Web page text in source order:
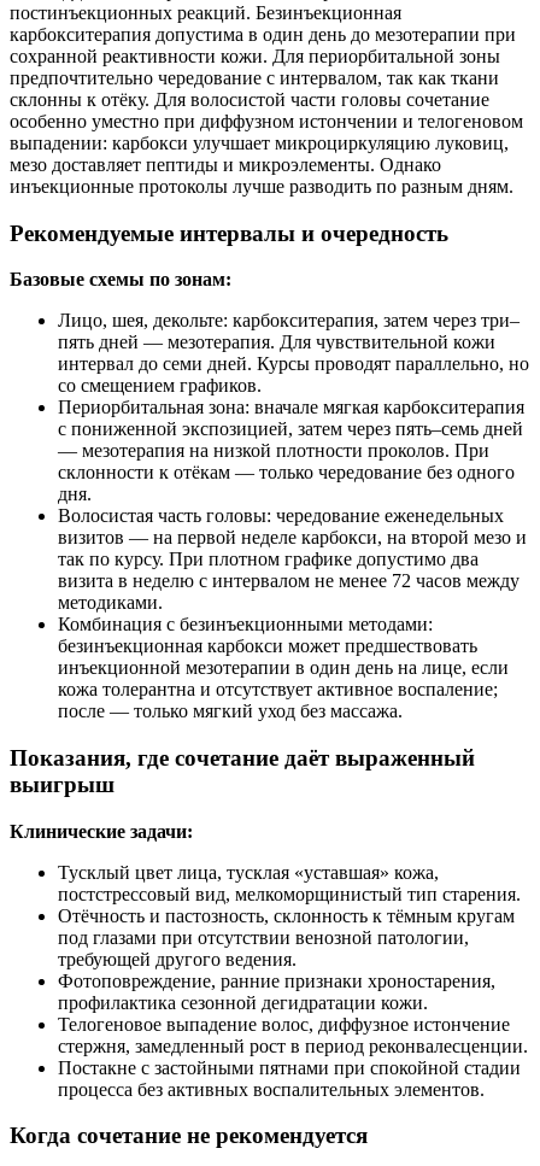
постинъекционных реакций. Безинъекционная
карбокситерапия допустима в один день до мезотерапии при
сохранной реактивности кожи. Для периорбитальной зоны
предпочтительно чередование с интервалом, так как ткани
склонны к отёку. Для волосистой части головы сочетание
особенно уместно при диффузном истончении и телогеновом
выпадении: карбокси улучшает микроциркуляцию луковиц,
мезо доставляет пептиды и микроэлементы. Однако
инъекционные протоколы лучше разводить по разным дням.
Рекомендуемые интервалы и очередность
Базовые схемы по зонам:
Лицо, шея, декольте: карбокситерапия, затем через три–
пять дней — мезотерапия. Для чувствительной кожи
интервал до семи дней. Курсы проводят параллельно, но
со смещением графиков.
Периорбитальная зона: вначале мягкая карбокситерапия
с пониженной экспозицией, затем через пять–семь дней
— мезотерапия на низкой плотности проколов. При
склонности к отёкам — только чередование без одного
дня.
Волосистая часть головы: чередование еженедельных
визитов — на первой неделе карбокси, на второй мезо и
так по курсу. При плотном графике допустимо два
визита в неделю с интервалом не менее 72 часов между
методиками.
Комбинация с безинъекционными методами:
безинъекционная карбокси может предшествовать
инъекционной мезотерапии в один день на лице, если
кожа толерантна и отсутствует активное воспаление;
после — только мягкий уход без массажа.
Показания, где сочетание даёт выраженный
выигрыш
Клинические задачи:
Тусклый цвет лица, тусклая «уставшая» кожа,
постстрессовый вид, мелкоморщинистый тип старения.
Отёчность и пастозность, склонность к тёмным кругам
под глазами при отсутствии венозной патологии,
требующей другого ведения.
Фотоповреждение, ранние признаки хроностарения,
профилактика сезонной дегидратации кожи.
Телогеновое выпадение волос, диффузное истончение
стержня, замедленный рост в период реконвалесценции.
Постакне с застойными пятнами при спокойной стадии
процесса без активных воспалительных элементов.
Когда сочетание не рекомендуется